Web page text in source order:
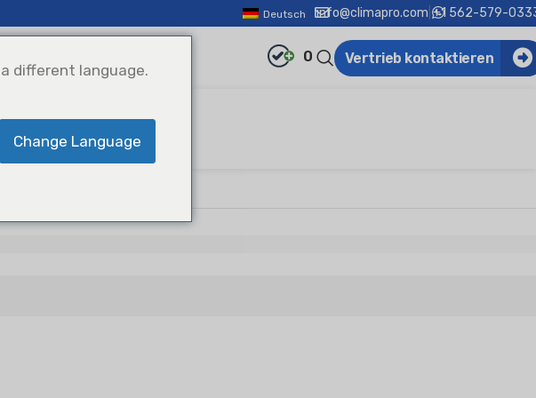
Deutsch info@climapro.com +1 562-579-
0 Vertrieb kontaktieren
Split Konsolentyp Split
different language.
Change Language